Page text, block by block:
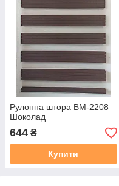
Рулонна штора ВМ-2208
Шоколад
644 ₴
Купити